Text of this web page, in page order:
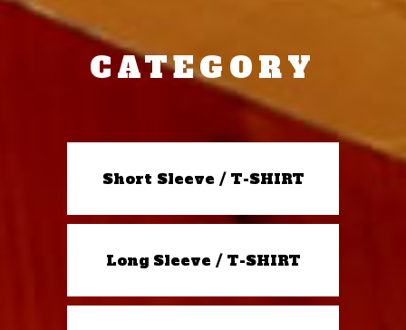
CATEGORY
Short Sleeve / T-SHIRT
Long Sleeve / T-SHIRT